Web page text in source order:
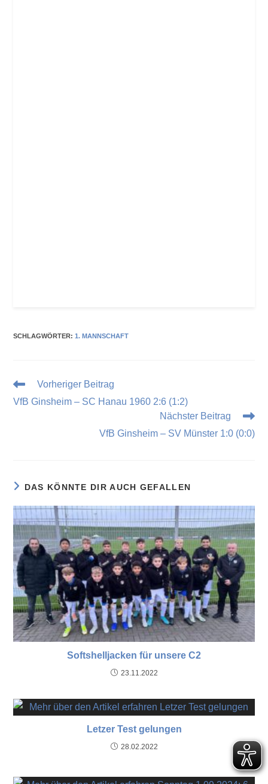
SCHLAGWÖRTER:1. MANNSCHAFT
Vorheriger Beitrag
VfB Ginsheim – SC Hanau 1960 2:6 (1:2)
Nächster Beitrag
VfB Ginsheim – SV Münster 1:0 (0:0)
DAS KÖNNTE DIR AUCH GEFALLEN
Softshelljacken für unsere C2
23.11.2022
Letzer Test gelungen
28.02.2022